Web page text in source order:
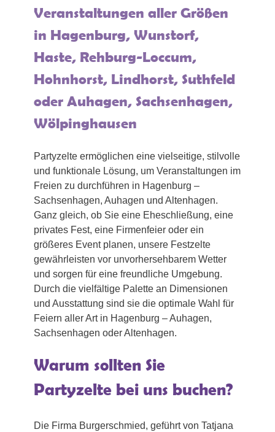
Veranstaltungen aller Größen
in Hagenburg, Wunstorf,
Haste, Rehburg-Loccum,
Hohnhorst, Lindhorst, Suthfeld
oder Auhagen, Sachsenhagen,
Wölpinghausen
Partyzelte ermöglichen eine vielseitige, stilvolle
und funktionale Lösung, um Veranstaltungen im
Freien zu durchführen in Hagenburg –
Sachsenhagen, Auhagen und Altenhagen.
Ganz gleich, ob Sie eine Eheschließung, eine
privates Fest, eine Firmenfeier oder ein
größeres Event planen, unsere Festzelte
gewährleisten vor unvorhersehbarem Wetter
und sorgen für eine freundliche Umgebung.
Durch die vielfältige Palette an Dimensionen
und Ausstattung sind sie die optimale Wahl für
Feiern aller Art in Hagenburg – Auhagen,
Sachsenhagen oder Altenhagen.
Warum sollten Sie
Partyzelte bei uns buchen?
Die Firma Burgerschmied, geführt von Tatjana